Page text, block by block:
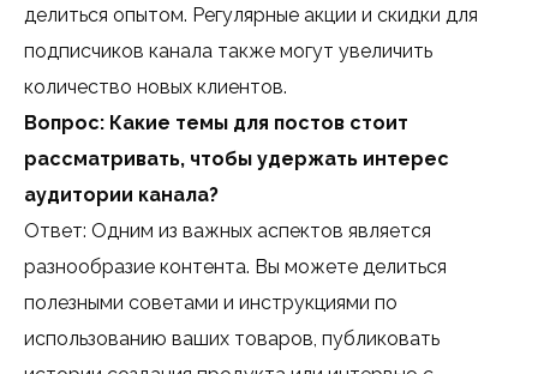
делиться опытом. Регулярные акции и скидки для
подписчиков канала также могут увеличить
количество новых клиентов.
Вопрос: Какие темы для постов стоит
рассматривать, чтобы удержать интерес
аудитории канала?
Ответ: Одним из важных аспектов является
разнообразие контента. Вы можете делиться
полезными советами и инструкциями по
использованию ваших товаров, публиковать